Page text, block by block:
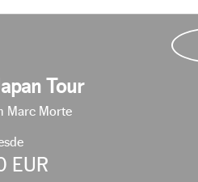
Tour
Marc Morte
EUR